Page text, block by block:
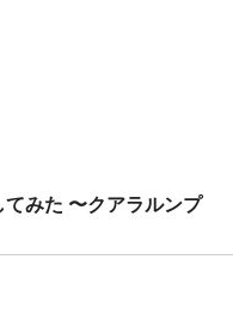
みた 〜クアラルンプ